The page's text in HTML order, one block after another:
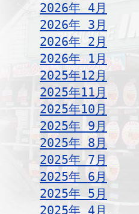
2026年 4月
2026年 3月
2026年 2月
2026年 1月
2025年12月
2025年11月
2025年10月
2025年 9月
2025年 8月
2025年 7月
2025年 6月
2025年 5月
2025年 4月